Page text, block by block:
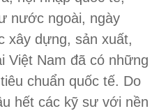
nước ngoài, ngày
xây dựng, sản xuất,
Việt Nam đã có những
chuẩn quốc tế. Do
hết các kỹ sư với nền